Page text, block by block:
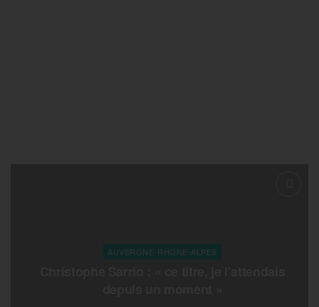
AUVERGNE-RHONE-ALPES